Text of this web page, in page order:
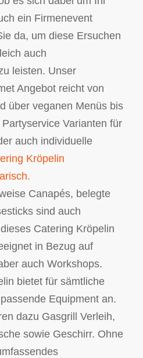
ein Firmenevent
da, um diese Ersuchen
auch
leisten. Unser
Angebot reicht von
über veganen Menüs bis
Varianten für
auch individuelle
Kröpelin
Canapés, belegte
sind auch
Catering Kröpelin
in Bezug auf
auch Workshops.
bietet für sämtliche
Equipment an.
dazu Gasgrill Verleih,
sowie Geschirr. Ohne